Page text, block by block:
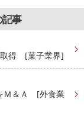
記事
取得 [菓子業界]
Ｍ＆Ａ [外食業